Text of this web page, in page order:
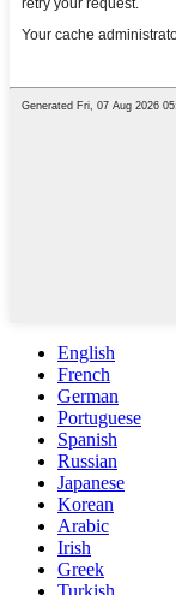
English
French
German
Portuguese
Spanish
Russian
Japanese
Korean
Arabic
Irish
Greek
Turkish